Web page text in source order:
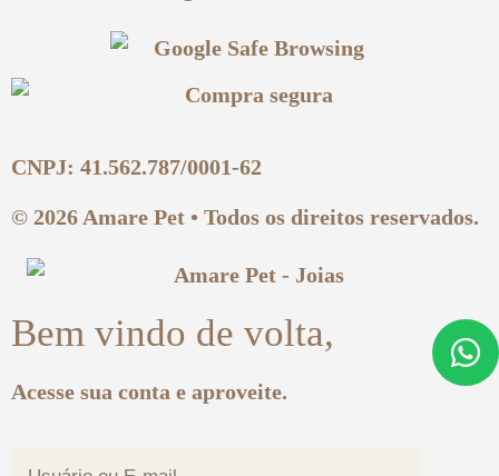
CNPJ: 41.562.787/0001-62
© 2026 Amare Pet • Todos os direitos reservados.
Bem vindo de volta,
Acesse sua conta e aproveite.